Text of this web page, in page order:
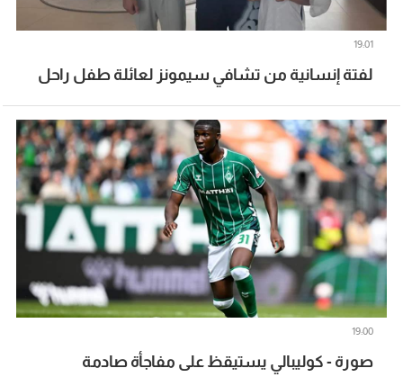
لفتة إنسانية من تشافي سيمونز لعائلة طفل راحل
19:01
صورة - كوليبالي يستيقظ على مفاجأة صادمة
19:00